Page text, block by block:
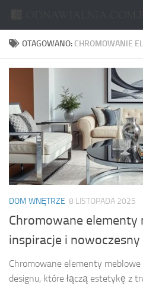
OTAGOWANO: CHROMOWANIE
DOM WNĘTRZE 8 LISTOPADA 2025
Chromowane
inspiracje i nowoczesny
Chromowane elementy
designu, które łączą estetykę z